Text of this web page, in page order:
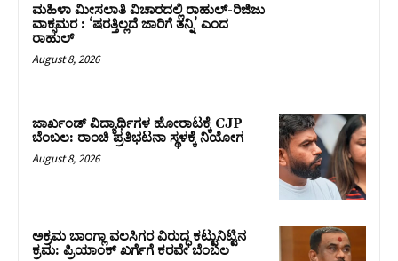
ಮಹಿಳಾ ಮೀಸಲಾತಿ ವಿಚಾರದಲ್ಲಿ ರಾಹುಲ್‌-ರಿಜಿಜು
ವಾಕ್ಸಮರ : ‘ಷರತ್ತಿಲ್ಲದೆ ಜಾರಿಗೆ ತನ್ನಿ’ ಎಂದ
ರಾಹುಲ್‌
August 8, 2026
ಜಾರ್ಖಂಡ್‌ ವಿದ್ಯಾರ್ಥಿಗಳ ಹೋರಾಟಕ್ಕೆ CJP
ಬೆಂಬಲ: ರಾಂಚಿ ಪ್ರತಿಭಟನಾ ಸ್ಥಳಕ್ಕೆ ನಿಯೋಗ
August 8, 2026
ಅಕ್ರಮ ಬಾಂಗ್ಲಾ ವಲಸಿಗರ ವಿರುದ್ಧ ಕಟ್ಟುನಿಟ್ಟಿನ
ಕ್ರಮ: ಪ್ರಿಯಾಂಕ್ ಖರ್ಗೆಗೆ ಕರವೇ ಬೆಂಬಲ